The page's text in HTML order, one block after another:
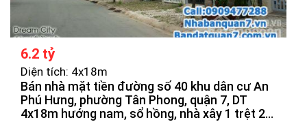
6.2 tỷ
Diện tích: 4x18m
Bán nhà mặt tiền đường số 40 khu dân cư An
Phú Hưng, phường Tân Phong, quận 7, DT
4x18m hướng nam, sổ hồng, nhà xây 1 trệt 2